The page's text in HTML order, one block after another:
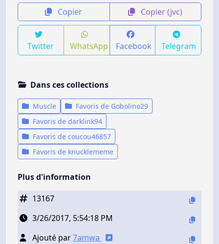
Copier Copier (jvc)
Twitter WhatsApp Facebook Telegram
Dans ces collections
Muscle
Favoris de Gobolino29
Favoris de darklink94
Favoris de coucou46857
Favoris de knucklememe
Plus d'information
13167
3/26/2017, 5:54:18 PM
Ajouté par7amwa